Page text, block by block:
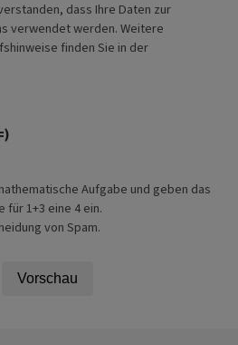
dass Ihre Daten zur
verwendet werden. Weitere
finden Sie in der
Aufgabe und geben das
für 1+3 eine 4 ein.
von Spam.